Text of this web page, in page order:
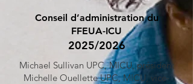
Conseil d’administration du
FFEUA-ICU
2025/2026
Michael Sullivan UPC, MICU, président
Michelle Ouellette UPC, MICU, vice-